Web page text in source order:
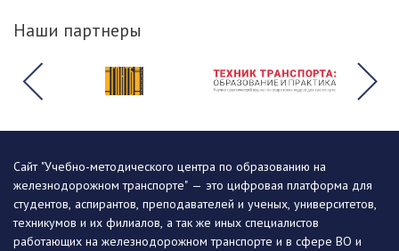
Наши партнеры
Сайт "Учебно-методического центра по образованию на
железнодорожном транспорте" — это цифровая платформа для
студентов, аспирантов, преподавателей и ученых, университетов,
техникумов и их филиалов, а так же иных специалистов
работающих на железнодорожном транспорте и в сфере ВО и